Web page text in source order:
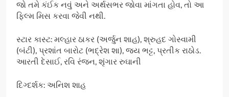
જો તમે કંઈક નવું અને અર્થસભર જોવા માંગતા હોવ, તો આ
ફિલ્મ મિસ કરવા જેવી નથી.
સ્ટાર કાસ્ટ: મલ્હાર ઠાકર (અર્જુન શાહ), શ્રુહદ ગોસ્વામી
(બંટી), પ્રશાંત બારોટ (ભદ્રેશ શા), જય ભટ્ટ, પ્રતીક રાઠોડ.
આરતી દેસાઈ, રવિ રંજન, શૃંગાર રુઘાની
દિગ્દર્શક: અનિશ શાહ